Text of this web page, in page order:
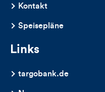
Kontakt
Speisepläne
Links
targobank.de